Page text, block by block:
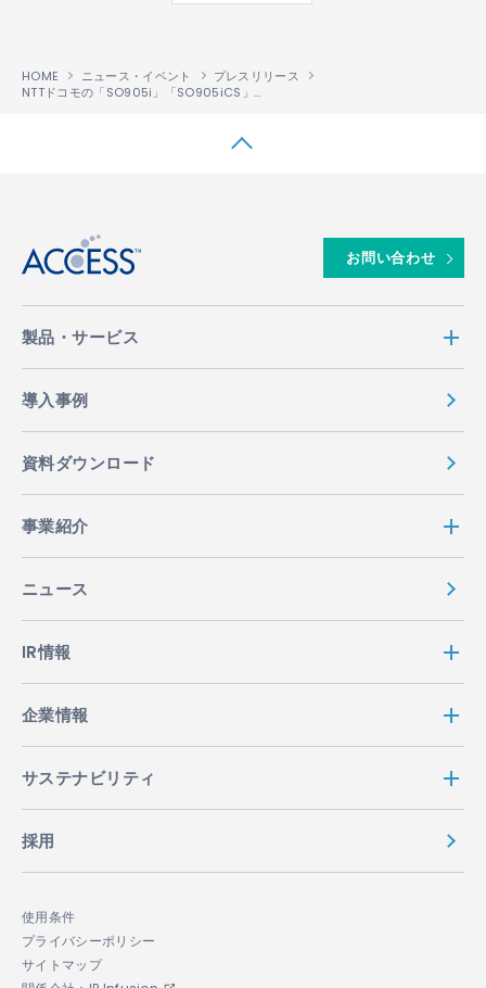
HOME ニュース・イベント
プレスリリース
NTTドコモの「SO905i」「SO905iCS」に「NetFront
お問い合わせ
製品・サービス
導入事例
資料ダウンロード
事業紹介
ニュース
IR情報
企業情報
サステナビリティ
採用
使用条件
プライバシーポリシー
サイトマップ